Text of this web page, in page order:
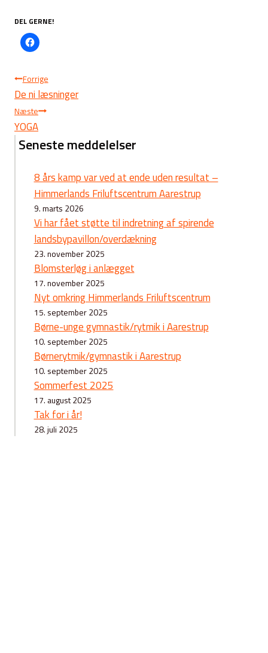
DEL GERNE!
Indlægsnavigation
Forrige
De ni læsninger
Næste
YOGA
Seneste meddelelser
8 års kamp var ved at ende uden resultat –
Himmerlands Friluftscentrum Aarestrup
9. marts 2026
Vi har fået støtte til indretning af spirende
landsbypavillon/overdækning
23. november 2025
Blomsterløg i anlægget
17. november 2025
Nyt omkring Himmerlands Friluftscentrum
15. september 2025
Børne-unge gymnastik/rytmik i Aarestrup
10. september 2025
Børnerytmik/gymnastik i Aarestrup
10. september 2025
Sommerfest 2025
17. august 2025
Tak for i år!
28. juli 2025